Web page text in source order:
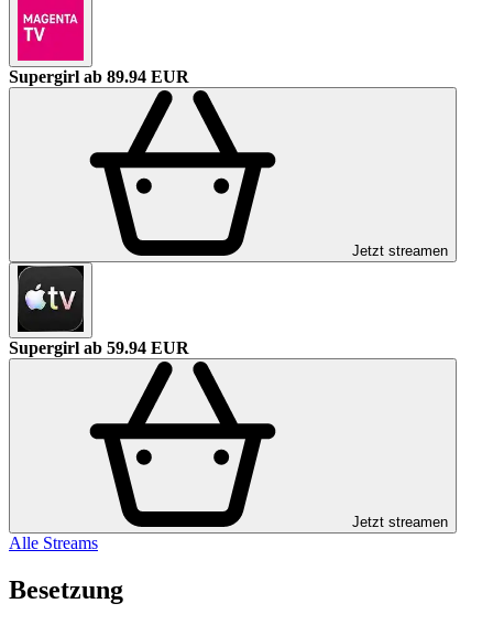
Supergirl ab 89.94 EUR
Jetzt streamen
Supergirl ab 59.94 EUR
Jetzt streamen
Alle Streams
Besetzung